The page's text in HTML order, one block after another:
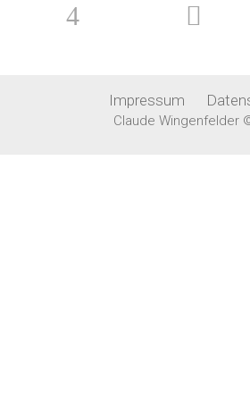
Impressum
Claude Wingenfelder